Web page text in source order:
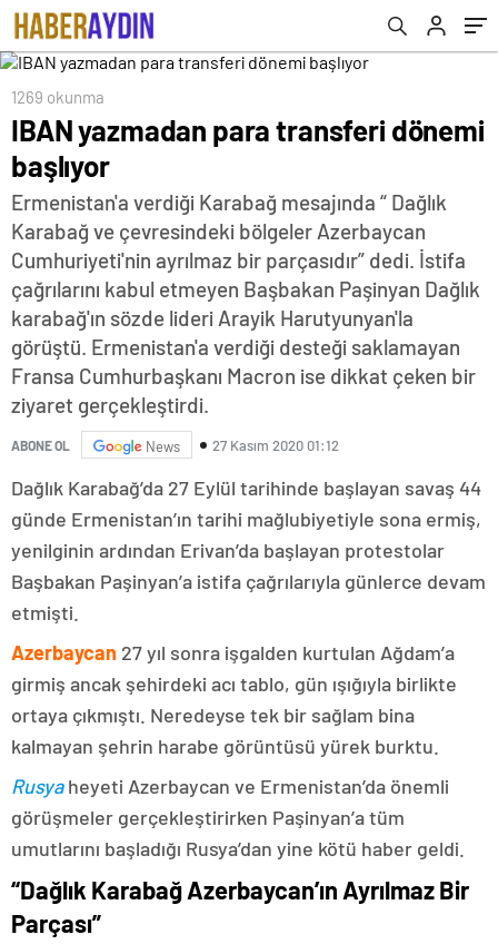
1269 okunma
IBAN yazmadan para transferi dönemi
başlıyor
Ermenistan'a verdiği Karabağ mesajında “ Dağlık
Karabağ ve çevresindeki bölgeler Azerbaycan
Cumhuriyeti'nin ayrılmaz bir parçasıdır” dedi. İstifa
çağrılarını kabul etmeyen Başbakan Paşinyan Dağlık
karabağ'ın sözde lideri Arayik Harutyunyan'la
görüştü. Ermenistan'a verdiği desteği saklamayan
Fransa Cumhurbaşkanı Macron ise dikkat çeken bir
ziyaret gerçekleştirdi.
ABONE OL News 27 Kasım 2020 01:12
Dağlık Karabağ’da 27 Eylül tarihinde başlayan savaş 44
günde Ermenistan’ın tarihi mağlubiyetiyle sona ermiş,
yenilginin ardından Erivan’da başlayan protestolar
Başbakan Paşinyan’a istifa çağrılarıyla günlerce devam
etmişti.
Azerbaycan 27 yıl sonra işgalden kurtulan Ağdam’a
girmiş ancak şehirdeki acı tablo, gün ışığıyla birlikte
ortaya çıkmıştı. Neredeyse tek bir sağlam bina
kalmayan şehrin harabe görüntüsü yürek burktu.
Rusyaheyeti Azerbaycan ve Ermenistan’da önemli
görüşmeler gerçekleştirirken Paşinyan’a tüm
umutlarını başladığı Rusya’dan yine kötü haber geldi.
“Dağlık Karabağ Azerbaycan’ın Ayrılmaz Bir
Parçası”